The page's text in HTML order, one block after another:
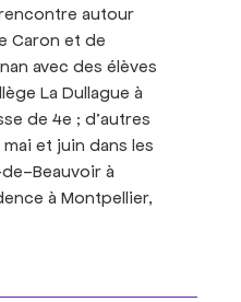
autour
Caron et de
avec des élèves
La Dullague à
de 4e ; d’autres
et juin dans les
Beauvoir à
à Montpellier,